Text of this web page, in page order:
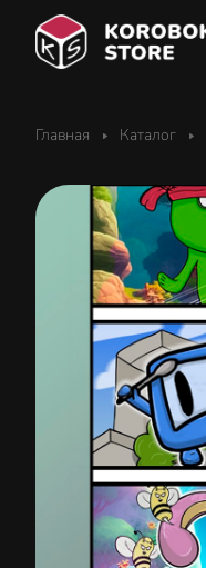
Главная Каталог